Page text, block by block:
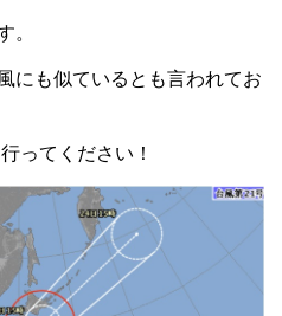
。
にも似ているとも言われてお
ってください！